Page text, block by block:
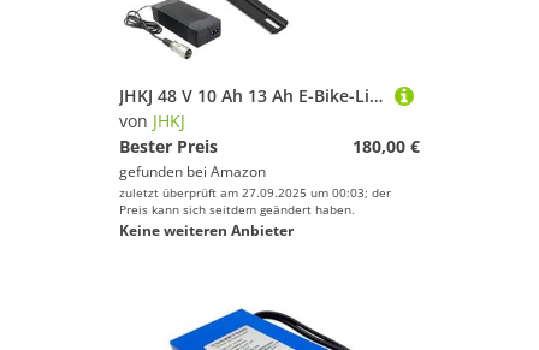
JHKJ 48 V 10 Ah 13 Ah E-Bike-Lithiumbatterie 36 V 10 Ah 13 Ah 15 Ah Faltbares E-Bike Herausnehmbare Batterie für Elektrofahrräder mit Ladegerät für 0–700 W City-Pendlermotoren,4pin,36V10Ah
von JHKJ
Bester Preis
180,00 €
gefunden bei Amazon
zuletzt überprüft am 27.09.2025 um 00:03; der
Preis kann sich seitdem geändert haben.
Keine weiteren Anbieter